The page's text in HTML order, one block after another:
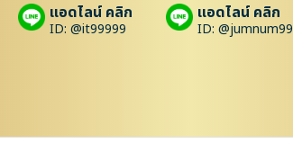
แอดไลน์ คลิก
ID: @it99999
แอดไลน์ คลิก
ID: @jumnum99